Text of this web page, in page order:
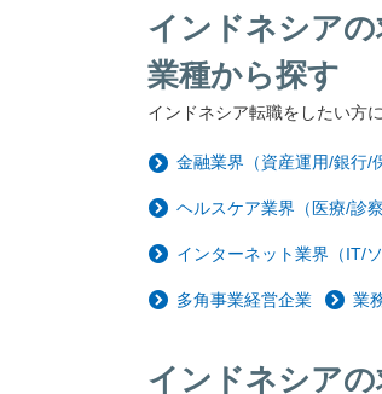
インドネシア
業種から探す
インドネシア転職をしたい方
金融業界（資産運用/銀行/
ヘルスケア業界（医療/診
インターネット業界（IT/
多角事業経営企業 業
インドネシア